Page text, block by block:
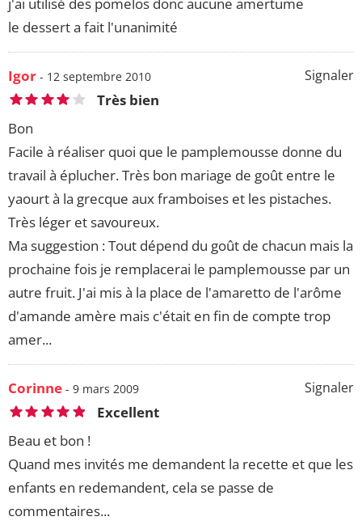
le dessert a fait l'unanimité
Signaler
Igor - 12 septembre 2010
Très bien
Bon
Facile à réaliser quoi que le pamplemousse donne du
travail à éplucher. Très bon mariage de goût entre le
yaourt à la grecque aux framboises et les pistaches.
Très léger et savoureux.
Ma suggestion : Tout dépend du goût de chacun mais la
prochaine fois je remplacerai le pamplemousse par un
autre fruit. J'ai mis à la place de l'amaretto de l'arôme
d'amande amère mais c'était en fin de compte trop
amer...
Signaler
Corinne - 9 mars 2009
Excellent
Beau et bon !
Quand mes invités me demandent la recette et que les
enfants en redemandent, cela se passe de
commentaires...